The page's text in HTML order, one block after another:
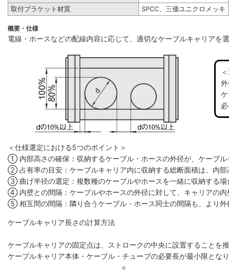
取付ブラケット材質
SPCC、三価ユニクロメッキ
概要・仕様
電線・ホースなどの配線内容に応じて、適切なケーブルキャリアを
＜仕様選定における5つのポイント＞
① 内部高さの確保：収納するケーブル・ホースの外径が、ケーブ
② 占有率の目安：ケーブルキャリア内に収納する総断面積は、内
③ 曲げ半径の選定：複数種のケーブルやホースを一緒に収納する
④ 内壁との間隔：ケーブルやホースの外径に対して、キャリアの
⑤ 相互間の間隔：隣り合うケーブル・ホース同士の間隔も、より
ケーブルキャリア長さの計算方法
ケーブルキャリアの固定点は、ストロークの中央に設置することを
ケーブルキャリア本体・ケーブル・チューブの必要長が最小限とな